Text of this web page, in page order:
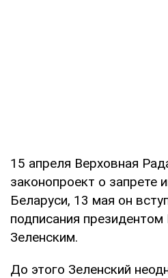
15 апреля Верховная
законопроект о запрете
Беларуси, 13 мая он
подписания
Зеленским.
До этого Зеленский